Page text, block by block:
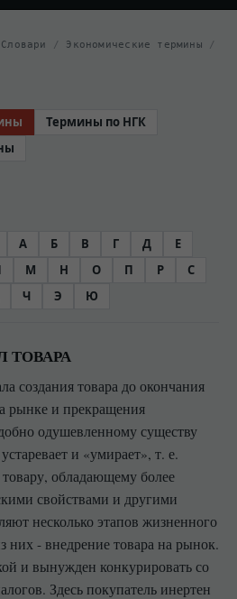
Словари / Экономические термины /
Термины по НГК
А Б В Г Д
Е
М Н О П Р
С
Ч Э Ю
создания товара до окончания
рынке и прекращения
одушевленному существу
и «умирает», т. е.
обладающему более
свойствами и другими
несколько этапов жизненного
них - внедрение товара на рынок.
и вынужден конкурировать со
Здесь покупатель инертен